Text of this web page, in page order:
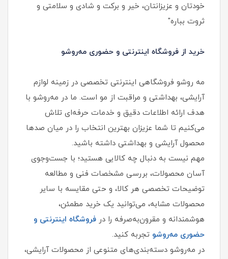
خودتان و عزیزانتان، خیر و برکت و شادی و سلامتی و
ثروت بباره"
خرید از فروشگاه اینترنتی و حضوری مه‌روشو
مه‌ روشو فروشگاهی اینترنتی تخصصی در زمینه لوازم
آرایشی، بهداشتی و مراقبت از مو است. ما در مه‌روشو با
هدف ارائه اطلاعات دقیق و خدمات حرفه‌ای تلاش
می‌کنیم تا شما عزیزان بهترین انتخاب را در میان صدها
محصول آرایشی و بهداشتی داشته باشید.
مهم نیست به دنبال چه کالایی هستید؛ با جست‌وجوی
آسان محصولات، بررسی مشخصات فنی و مطالعه
توضیحات تخصصی هر کالا، و حتی مقایسه با سایر
محصولات مشابه، می‌توانید یک خرید مطمئن،
هوشمندانه و مقرون‌به‌صرفه را در فروشگاه اینترنتی و
حضوری مه‌روشو تجربه کنید.
در مه‌روشو دسته‌بندی‌های متنوعی از محصولات آرایشی،